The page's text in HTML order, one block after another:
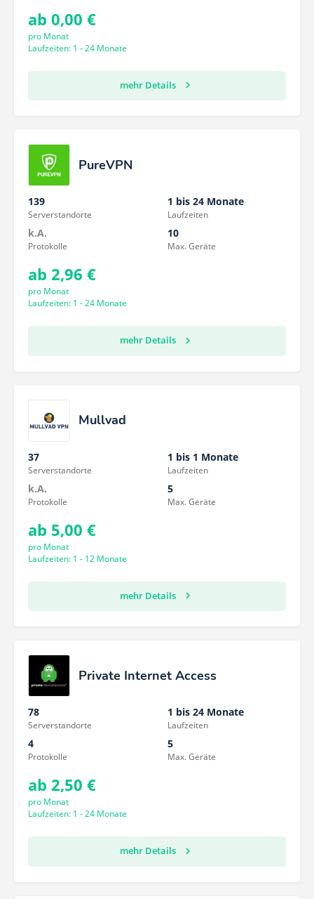
ab 0,00 €
pro Monat
Laufzeiten: 1 - 24 Monate
mehr Details
PureVPN
139
Serverstandorte
1 bis 24 Monate
Laufzeiten
k.A.
Protokolle
10
Max. Geräte
ab 2,96 €
pro Monat
Laufzeiten: 1 - 24 Monate
mehr Details
Mullvad
37
Serverstandorte
1 bis 1 Monate
Laufzeiten
k.A.
Protokolle
5
Max. Geräte
ab 5,00 €
pro Monat
Laufzeiten: 1 - 12 Monate
mehr Details
Private Internet Access
78
Serverstandorte
1 bis 24 Monate
Laufzeiten
4
Protokolle
5
Max. Geräte
ab 2,50 €
pro Monat
Laufzeiten: 1 - 24 Monate
mehr Details